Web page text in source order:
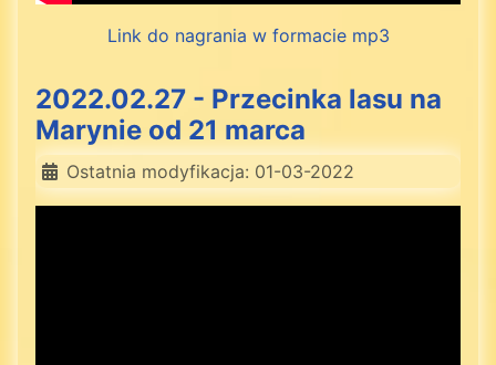
Link do nagrania w formacie mp3
2022.02.27 - Przecinka lasu na
Marynie od 21 marca
Ostatnia modyfikacja: 01-03-2022